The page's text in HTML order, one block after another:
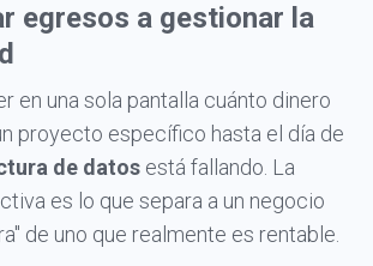
egresos a gestionar la
en una sola pantalla cuánto dinero
proyecto específico hasta el día de
de datos está fallando. La
es lo que separa a un negocio
de uno que realmente es rentable.